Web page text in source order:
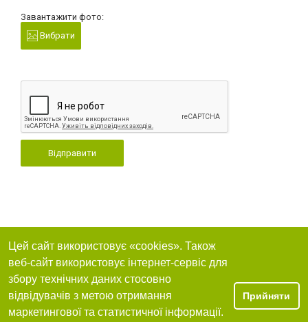
Завантажити фото:
Вибрати
Відправити
Цей сайт використовує «cookies». Також
веб-сайт використовує інтернет-сервіс для
збору технічних даних стосовно
відвідувачів з метою отримання
маркетингової та статистичної інформації.
Прийняти